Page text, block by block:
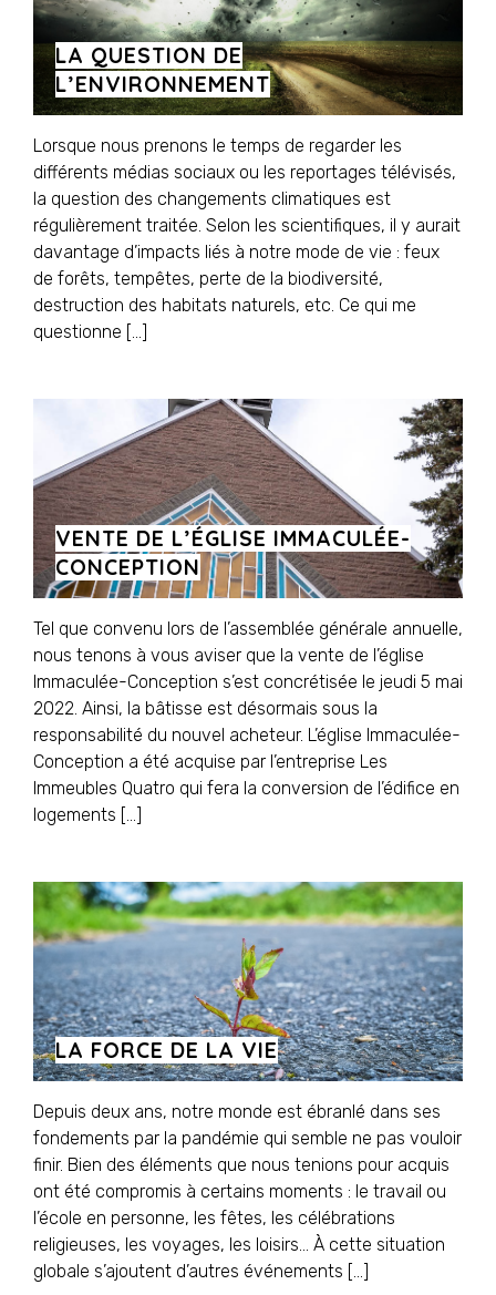
LA QUESTION DE
L’ENVIRONNEMENT
Lorsque nous prenons le temps de regarder les
différents médias sociaux ou les reportages télévisés,
la question des changements climatiques est
régulièrement traitée. Selon les scientifiques, il y aurait
davantage d’impacts liés à notre mode de vie : feux
de forêts, tempêtes, perte de la biodiversité,
destruction des habitats naturels, etc. Ce qui me
questionne […]
VENTE DE L’ÉGLISE IMMACULÉE-
CONCEPTION
Tel que convenu lors de l’assemblée générale annuelle,
nous tenons à vous aviser que la vente de l’église
Immaculée-Conception s’est concrétisée le jeudi 5 mai
2022. Ainsi, la bâtisse est désormais sous la
responsabilité du nouvel acheteur. L’église Immaculée-
Conception a été acquise par l’entreprise Les
Immeubles Quatro qui fera la conversion de l’édifice en
logements […]
LA FORCE DE LA VIE
Depuis deux ans, notre monde est ébranlé dans ses
fondements par la pandémie qui semble ne pas vouloir
finir. Bien des éléments que nous tenions pour acquis
ont été compromis à certains moments : le travail ou
l’école en personne, les fêtes, les célébrations
religieuses, les voyages, les loisirs… À cette situation
globale s’ajoutent d’autres événements […]